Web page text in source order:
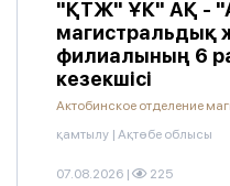
"ҚТЖ" ҰК" АҚ -
магистральдық
филиалының 6
кезекшісі
Актобинское отделение
қамтылу | Ақтөбе облысы
07.08.2026 | 225